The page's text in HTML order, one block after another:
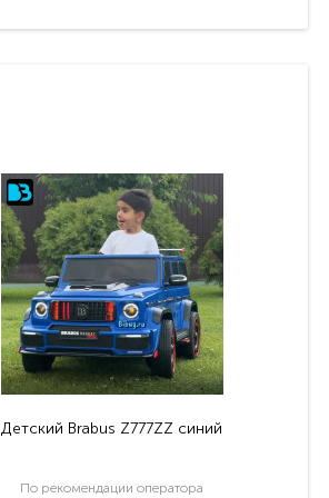
Детский Brabus Z777ZZ синий
По рекомендации оператора